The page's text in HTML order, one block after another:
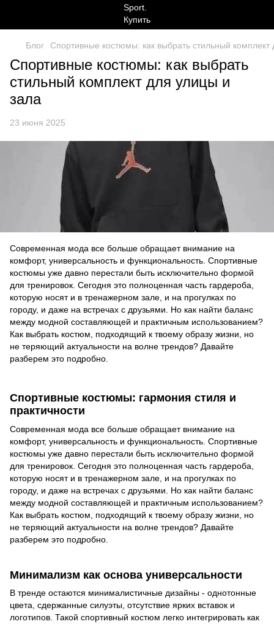
Блог Спортивные костюмы: как выбрать стильный комплект
Спортивные костюмы: как выбрать
стильный комплект для улицы и
зала
23 июня 2025
Современная мода все больше обращает внимание на
комфорт, универсальность и функциональность. Спортивные
костюмы уже давно перестали быть исключительно формой
для тренировок. Сегодня это полноценная часть гардероба,
которую носят и в тренажерном зале, и на прогулках по
городу, и даже на встречах с друзьями. Но как найти баланс
между модной составляющей и практичным использованием?
Как выбрать костюм, подходящий к твоему образу жизни, но
не теряющий актуальности на волне трендов? Давайте
разберем это подробно.
Спортивные костюмы: гармония стиля и
практичности
Современная мода все больше обращает внимание на
комфорт, универсальность и функциональность. Спортивные
костюмы уже давно перестали быть исключительно формой
для тренировок. Сегодня это полноценная часть гардероба,
которую носят и в тренажерном зале, и на прогулках по
городу, и даже на встречах с друзьями. Но как найти баланс
между модной составляющей и практичным использованием?
Как выбрать костюм, подходящий к твоему образу жизни, но
не теряющий актуальности на волне трендов? Давайте
разберем это подробно.
Минимализм как основа универсальности
В тренде остаются минималистичные дизайны - однотонные
цвета, сдержанные силуэты, отсутствие ярких вставок и
логотипов. Такой спортивный костюм легко интегрировать как